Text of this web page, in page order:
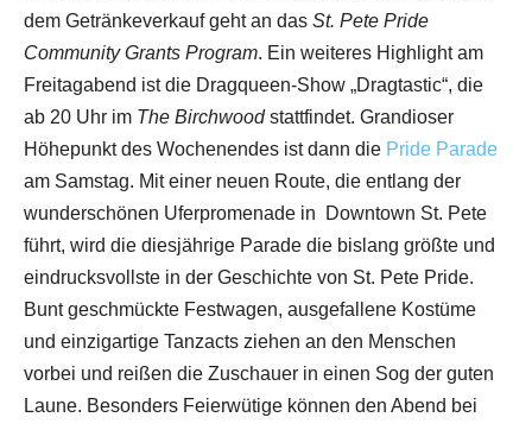
dem Getränkeverkauf geht an das St. Pete Pride
Community Grants Program. Ein weiteres Highlight am
Freitagabend ist die Dragqueen-Show „Dragtastic“, die
ab 20 Uhr im The Birchwoodstattfindet. Grandioser
Höhepunkt des Wochenendes ist dann die Pride Parade
am Samstag. Mit einer neuen Route, die entlang der
wunderschönen Uferpromenade in Downtown St. Pete
führt, wird die diesjährige Parade die bislang größte und
eindrucksvollste in der Geschichte von St. Pete Pride.
Bunt geschmückte Festwagen, ausgefallene Kostüme
und einzigartige Tanzacts ziehen an den Menschen
vorbei und reißen die Zuschauer in einen Sog der guten
Laune. Besonders Feierwütige können den Abend bei